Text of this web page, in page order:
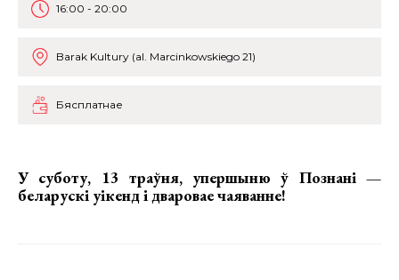
16:00 - 20:00
Barak Kultury (al. Marcinkowskiego 21)
Бясплатнае
У суботу, 13 траўня, упершыню ў Познані —
беларускі уікенд і дваровае чаяванне!